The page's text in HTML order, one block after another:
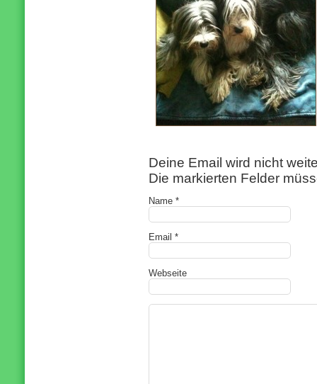
Deine Email wird nicht
Die markierten Felder
Name *
Email *
Webseite